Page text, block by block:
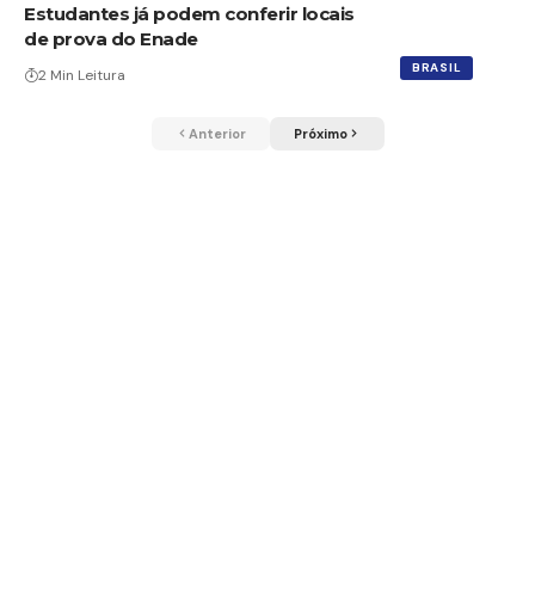
BRASIL
Estudantes já podem conferir locais
de prova do Enade
2 Min Leitura
Anterior Próximo